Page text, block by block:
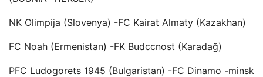
NK Olimpija (Slovenya) -FC Kairat Almaty (Kazakhan)
FC Noah (Ermenistan) -FK Budccnost (Karadağ)
PFC Ludogorets 1945 (Bulgaristan) -FC Dinamo -minsk